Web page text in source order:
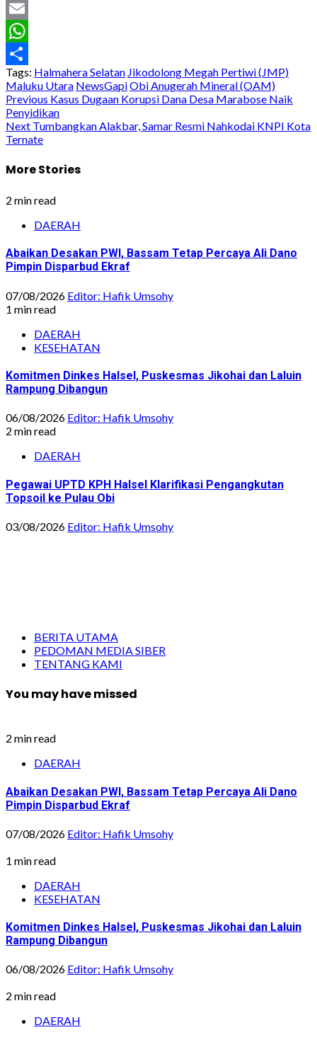
Twitter
Email
WhatsApp
Share
Tags: Halmahera Selatan Jikodolong Megah Pertiwi (JMP)
Maluku Utara NewsGapiObi Anugerah Mineral (OAM)
Post
navigation
Previous Kasus Dugaan Korupsi Dana Desa Marabose Naik
Penyidikan
Next Tumbangkan Alakbar, Samar Resmi Nahkodai KNPI Kota
Ternate
More Stories
2 min read
DAERAH
Abaikan Desakan PWI, Bassam Tetap Percaya Ali Dano
Pimpin Disparbud Ekraf
07/08/2026 Editor: Hafik Umsohy
1 min read
DAERAH
KESEHATAN
Komitmen Dinkes Halsel, Puskesmas Jikohai dan Laluin
Rampung Dibangun
06/08/2026 Editor: Hafik Umsohy
2 min read
DAERAH
Pegawai UPTD KPH Halsel Klarifikasi Pengangkutan
Topsoil ke Pulau Obi
03/08/2026 Editor: Hafik Umsohy
BERITA UTAMA
PEDOMAN MEDIA SIBER
TENTANG KAMI
You may have missed
2 min read
DAERAH
Abaikan Desakan PWI, Bassam Tetap Percaya Ali Dano
Pimpin Disparbud Ekraf
07/08/2026 Editor: Hafik Umsohy
1 min read
DAERAH
KESEHATAN
Komitmen Dinkes Halsel, Puskesmas Jikohai dan Laluin
Rampung Dibangun
06/08/2026 Editor: Hafik Umsohy
2 min read
DAERAH